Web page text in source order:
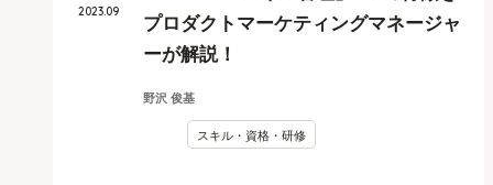
プロダクトマーケティングマネージャ
ーが解説！
野沢 俊基
スキル・資格・研修
2023.09